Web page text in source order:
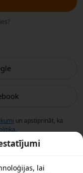
un apstiprināt, ka
.
lai